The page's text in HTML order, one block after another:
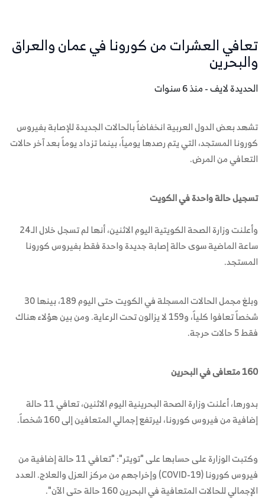
تعافي العشرات من كورونا في عمان والعراق
والبحرين
الحديدة لايف - منذ 6 سنوات
تشهد بعض الدول العربية انخفاضاً بالحالات الجديدة للإصابة بفيروس
كورونا المستجد، التي يتم رصدها يومياً، بينما تزداد يوماً بعد آخر حالات
التعافي من المرض.
تسجيل حالة واحدة في الكويت
وأعلنت وزارة الصحة الكويتية اليوم الاثنين، أنها لم تسجل خلال الـ24
ساعة الماضية سوى حالة إصابة جديدة واحدة فقط بفيروس كورونا
المستجد.
وبلغ مجمل الحالات المسجلة في الكويت حتى اليوم 189، بينها 30
شخصاً تعافوا كلياً، و159 لا يزالون تحت الرعاية. ومن بين هؤلاء هناك
فقط 5 حالات حرجة.
160 متعافى في البحرين
بدورها، أعلنت وزارة الصحة البحرينية اليوم الاثنين، تعافي 11 حالة
إضافية من فيروس كورونا، ليرتفع إجمالي المتعافين إلى 160 شخصاً.
وكتبت الوزارة على حسابها على "تويتر": "تعافي 11 حالة إضافية من
فيروس كورونا (COVID-19) وإخراجهم من مركز العزل والعلاج. العدد
الإجمالي للحالات المتعافية في البحرين 160 حالة حتى الآن".